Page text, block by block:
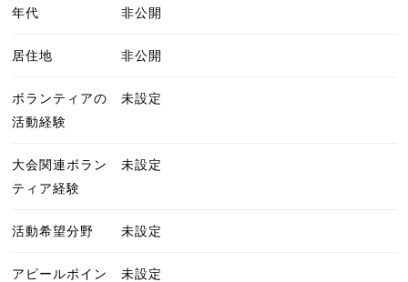
年代 非公開
居住地 非公開
ボランティアの
活動経験
未設定
大会関連ボラン
ティア経験
未設定
活動希望分野 未設定
アピールポイン
未設定